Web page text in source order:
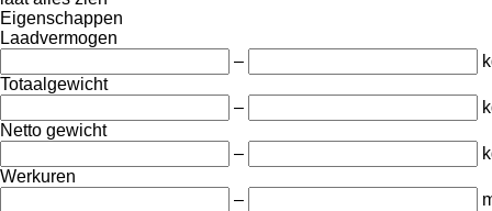
Eigenschappen
Laadvermogen
–
Totaalgewicht
–
Netto gewicht
–
Werkuren
–